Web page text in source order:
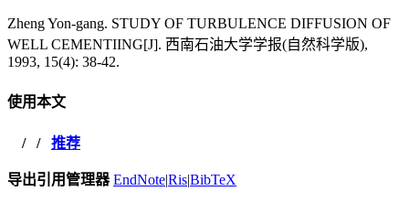
Zheng Yon-gang. STUDY OF TURBULENCE DIFFUSION OF
WELL CEMENTIING[J]. 西南石油大学学报(自然科学版),
1993, 15(4): 38-42.
使用本文
/ / 推荐
导出引用管理器 EndNote|Ris|BibTeX